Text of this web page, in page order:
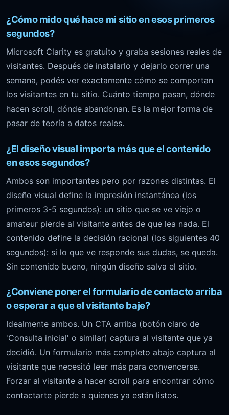
¿Cómo mido qué hace mi sitio en esos primeros
segundos?
Microsoft Clarity es gratuito y graba sesiones reales de
visitantes. Después de instalarlo y dejarlo correr una
semana, podés ver exactamente cómo se comportan
los visitantes en tu sitio. Cuánto tiempo pasan, dónde
hacen scroll, dónde abandonan. Es la mejor forma de
pasar de teoría a datos reales.
¿El diseño visual importa más que el contenido
en esos segundos?
Ambos son importantes pero por razones distintas. El
diseño visual define la impresión instantánea (los
primeros 3-5 segundos): un sitio que se ve viejo o
amateur pierde al visitante antes de que lea nada. El
contenido define la decisión racional (los siguientes 40
segundos): si lo que ve responde sus dudas, se queda.
Sin contenido bueno, ningún diseño salva el sitio.
¿Conviene poner el formulario de contacto arriba
o esperar a que el visitante baje?
Idealmente ambos. Un CTA arriba (botón claro de
'Consulta inicial' o similar) captura al visitante que ya
decidió. Un formulario más completo abajo captura al
visitante que necesitó leer más para convencerse.
Forzar al visitante a hacer scroll para encontrar cómo
contactarte pierde a quienes ya están listos.